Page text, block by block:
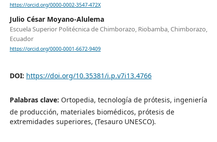
https://orcid.org/0000-0002-3547-472X
Julio César Moyano-Alulema
Escuela Superior Politécnica de Chimborazo, Riobamba, Chimborazo,
Ecuador
https://orcid.org/0000-0001-6672-9409
DOI: https://doi.org/10.35381/i.p.v7i13.4766
Palabras clave: Ortopedia, tecnología de prótesis, ingeniería
de producción, materiales biomédicos, prótesis de
extremidades superiores, (Tesauro UNESCO).